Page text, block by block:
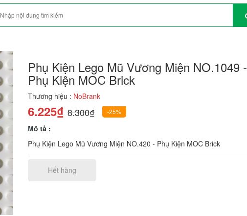
Phụ Kiện Lego Mũ Vương Miện NO.1049 -
Phụ Kiện MOC Brick
Thương hiệu : NoBrank
6.225₫8.300₫ -25%
Mô tả :
Phụ Kiện Lego Mũ Vương Miện NO.420 - Phụ Kiện MOC Brick
Hết hàng